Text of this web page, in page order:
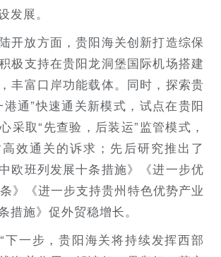
发展。
开放方面，贵阳海关创新打造综保
极支持在贵阳龙洞堡国际机场搭建
丰富口岸功能载体。同时，探索贵
港通”快速通关新模式，试点在贵阳
采取“先查验，后装运”监管模式，
效通关的诉求；先后研究推出了
欧班列发展十条措施》《进一步优
》《进一步支持贵州特色优势产业
措施》促外贸稳增长。
下一步，贵阳海关将持续发挥西部